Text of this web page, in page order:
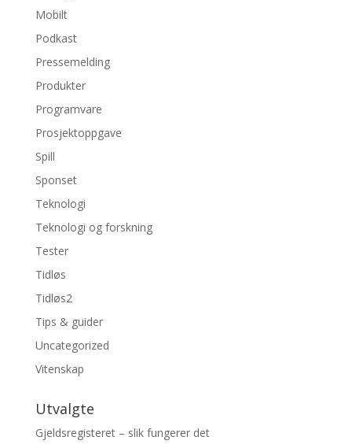
Mobilt
Podkast
Pressemelding
Produkter
Programvare
Prosjektoppgave
Spill
Sponset
Teknologi
Teknologi og forskning
Tester
Tidløs
Tidløs2
Tips & guider
Uncategorized
Vitenskap
Utvalgte
Gjeldsregisteret – slik fungerer det